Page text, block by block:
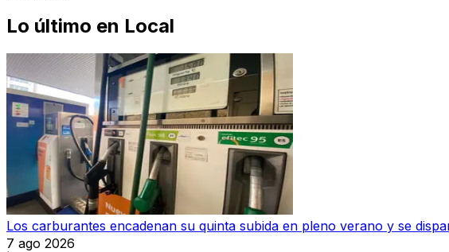
Lo último en Local
Los carburantes encadenan su quinta subida en pleno verano y se
7 ago 2026